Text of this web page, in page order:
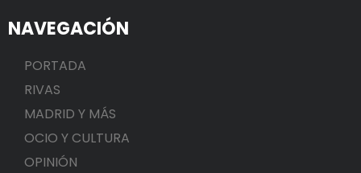
NAVEGACIÓN
PORTADA
RIVAS
MADRID Y MÁS
OCIO Y CULTURA
OPINIÓN